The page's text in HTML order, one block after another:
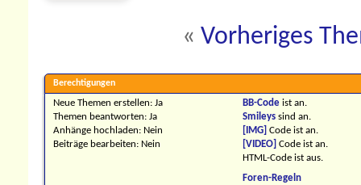
« Vorheriges
Berechtigungen
Neue Themen erstellen: Ja
Themen beantworten: Ja
Anhänge hochladen: Nein
Beiträge bearbeiten: Nein
BB-Codeist an.
Smileyssind an.
[IMG] Code ist an.
[VIDEO] Code ist an.
HTML-Code ist aus.
Foren-Regeln